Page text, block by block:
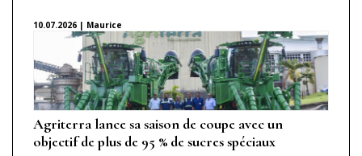
10.07.2026 | Maurice
Agriterra lance sa saison de coupe avec un
objectif de plus de 95 % de sucres spéciaux